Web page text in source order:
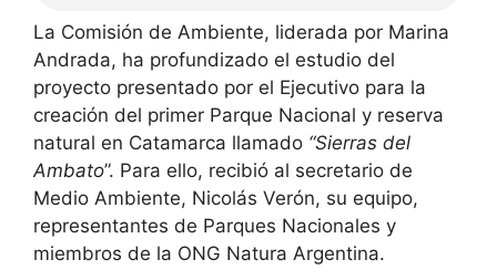
La Comisión de Ambiente, liderada por Marina
Andrada, ha profundizado el estudio del
proyecto presentado por el Ejecutivo para la
creación del primer Parque Nacional y reserva
natural en Catamarca llamado “Sierras del
Ambato”. Para ello, recibió al secretario de
Medio Ambiente, Nicolás Verón, su equipo,
representantes de Parques Nacionales y
miembros de la ONG Natura Argentina.